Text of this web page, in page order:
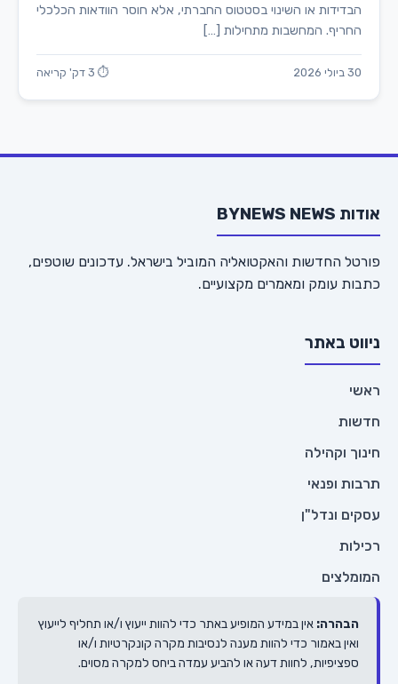
הבדידות או השינוי בסטטוס החברתי, אלא חוסר הוודאות הכלכלי
החריף. המחשבות מתחילות […]
30 ביולי 2026 ⏱ 3 דק' קריאה
אודות BYNEWS NEWS
פורטל החדשות והאקטואליה המוביל בישראל. עדכונים שוטפים,
כתבות עומק ומאמרים מקצועיים.
ניווט באתר
ראשי
חדשות
חינוך וקהילה
תרבות ופנאי
עסקים ונדל"ן
רכילות
המומלצים
הבהרה: אין במידע המופיע באתר כדי להוות ייעוץ ו/או תחליף לייעוץ
ואין באמור כדי להוות מענה לנסיבות מקרה קונקרטיות ו/או
ספציפיות, לחוות דעה או להביע עמדה ביחס למקרה מסוים.